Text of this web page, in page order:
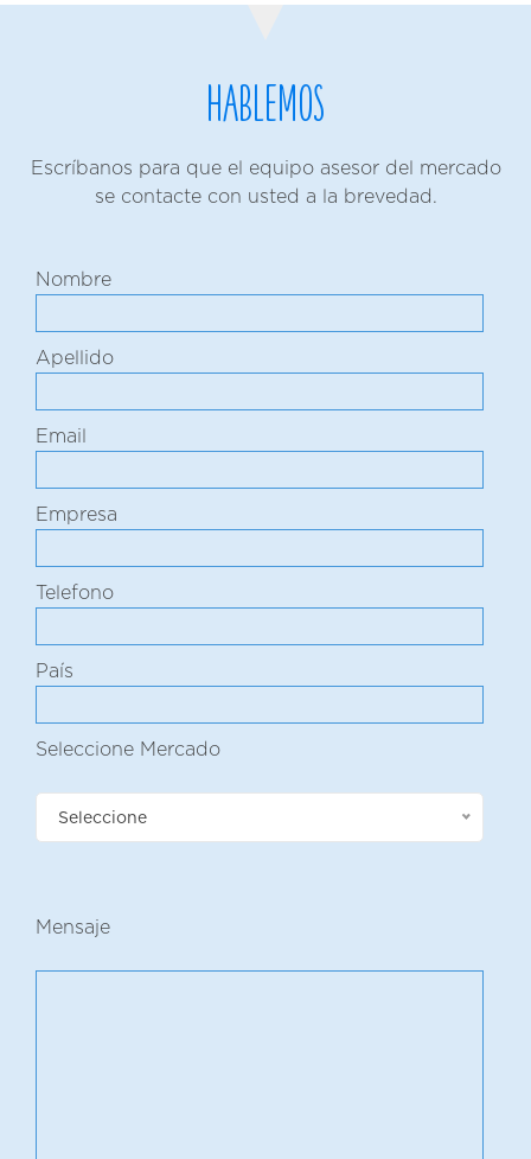
Hablemos
Escríbanos para que el equipo asesor del mercado
se contacte con usted a la brevedad.
Nombre
Apellido
Email
Empresa
Telefono
País
Seleccione Mercado
Seleccione
Mensaje